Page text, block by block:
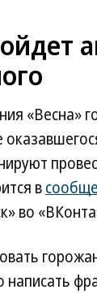
«Весна»
в
во